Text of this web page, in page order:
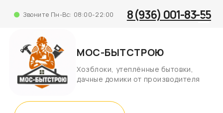
Хозблоки, утеплённые бытовки,
дачные домики от производителя
Каталог построек
8 (936) 001-83-55